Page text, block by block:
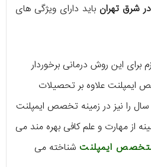
شرق تهران باید دارای ویژگی های
این روش درمانی برخوردار
ایمپلنت علاوه بر تحصیلات
را نیز در زمینه تخصص ایمپلنت
از مهارت و علم کافی بهره مند می
ایمپلنت شناخته می